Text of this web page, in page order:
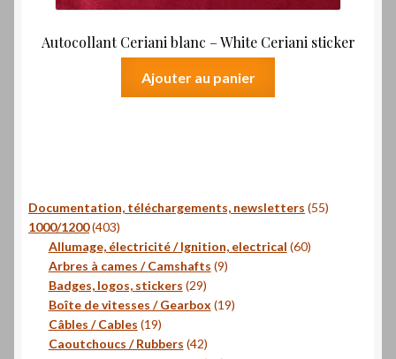
Autocollant Ceriani blanc – White Ceriani sticker
Ajouter au panier
Documentation, téléchargements, newsletters 5555
1000/1200 403403
produits
Allumage, électricité / Ignition, electrical 6060
Arbres à cames / Camshafts 99
Badges, logos, stickers 2929
produits
Boîte de vitesses / Gearbox 1919
Câbles / Cables 1919
produits
Caoutchoucs / Rubbers 4242